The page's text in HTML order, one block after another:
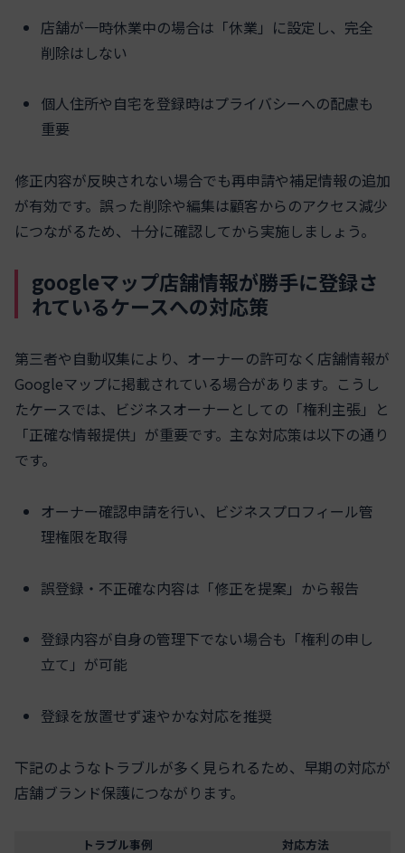
店舗が一時休業中の場合は「休業」に設定し、完全
削除はしない
個人住所や自宅を登録時はプライバシーへの配慮も
重要
修正内容が反映されない場合でも再申請や補足情報の追加
が有効です。誤った削除や編集は顧客からのアクセス減少
につながるため、十分に確認してから実施しましょう。
googleマップ店舗情報が勝手に登録さ
れているケースへの対応策
第三者や自動収集により、オーナーの許可なく店舗情報が
Googleマップに掲載されている場合があります。こうし
たケースでは、ビジネスオーナーとしての「権利主張」と
「正確な情報提供」が重要です。主な対応策は以下の通り
です。
オーナー確認申請を行い、ビジネスプロフィール管
理権限を取得
誤登録・不正確な内容は「修正を提案」から報告
登録内容が自身の管理下でない場合も「権利の申し
立て」が可能
登録を放置せず速やかな対応を推奨
下記のようなトラブルが多く見られるため、早期の対応が
店舗ブランド保護につながります。
トラブル事例 対応方法